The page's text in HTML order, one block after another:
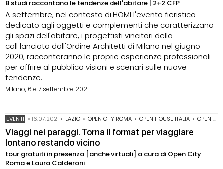
8 studi raccontano le tendenze dell'abitare | 2+2 CFP
A settembre, nel contesto di HOMI l'evento fieristico
dedicato agli oggetti e complementi che caratterizzano
gli spazi dell'abitare, i progettisti vincitori della
call lanciata dall'Ordine Architetti di Milano nel giugno
2020, racconteranno le proprie esperienze professionali
per offrire al pubblico visioni e scenari sulle nuove
tendenze.
Milano, 6 e 7 settembre 2021
EVENTI •16.07.2021 • LAZIO • OPEN CITY ROMA • OPEN HOUSE ITALIA • OPEN HOUSE ROMA
Viaggi nei paraggi. Torna il format per viaggiare
lontano restando vicino
tour gratuiti in presenza [anche virtuali] a cura di Open City
Roma e Laura Calderoni